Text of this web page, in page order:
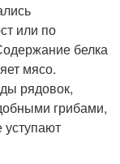
или по
белка
мясо.
рядовок,
грибами,
уступают